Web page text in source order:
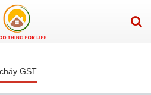
GST